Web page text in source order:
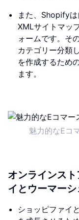
また、Shopify
XMLサイトマッ
ォームです。そ
カテゴリー分類
を作成するため
ます。
魅力的なEコ
オンラインス
イとウーマー
ショッピファイ